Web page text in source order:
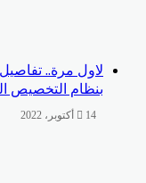
لاول مرة.. تفاصيل
بنظام التخصيص